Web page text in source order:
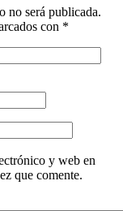
no será publicada.
con *
y web en
que comente.